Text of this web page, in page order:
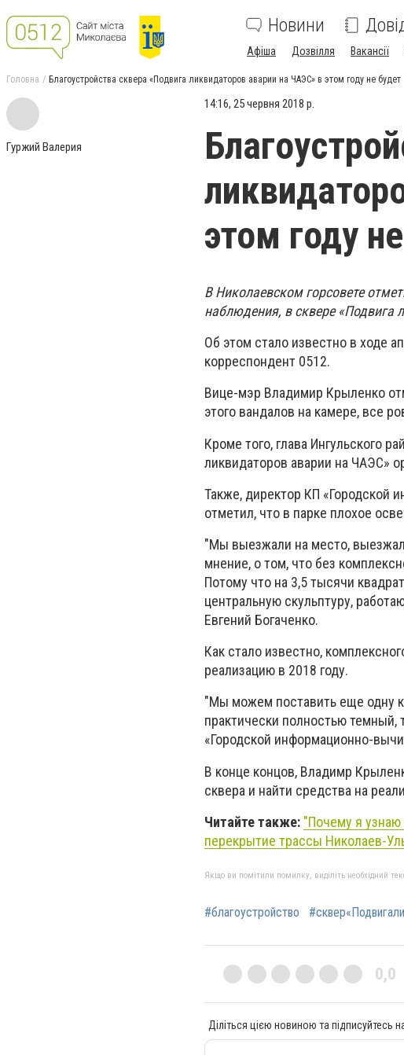
Новини
Афіша Дозвілля Вакансії
Головна Благоустройства сквера «Подвига ликвидаторов аварии на ЧАЭС» в этом году не будет
Гуржий Валерия
14:16, 25 червня 2018 р.
этом году
В Николаевском горсовете
наблюдения, в сквере «Подвига
Об этом стало известно в ходе
корреспондент 0512.
Вице-мэр Владимир Крыленко
этого вандалов на камере, все
Кроме того, глава Ингульского
ликвидаторов аварии на ЧАЭС»
Также, директор КП «Городской
отметил, что в парке плохое
"Мы выезжали на место,
мнение, о том, что без
Потому что на 3,5 тысячи
центральную скульптуру,
Евгений Богаченко.
Как стало известно,
реализацию в 2018 году.
"Мы можем поставить еще одну
практически полностью темный,
«Городской информационно-
В конце концов, Владимр
сквера и найти средства на
Читайте также: "Почему я узнаю
перекрытие трассы Николаев-
Якщо ви помітили помилку, виділіть необхідний
#благоустройство
0,0
Діліться цією новиною та підписуйтесь